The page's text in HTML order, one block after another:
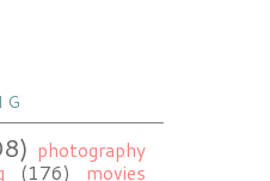
G
photography
(176)
movies